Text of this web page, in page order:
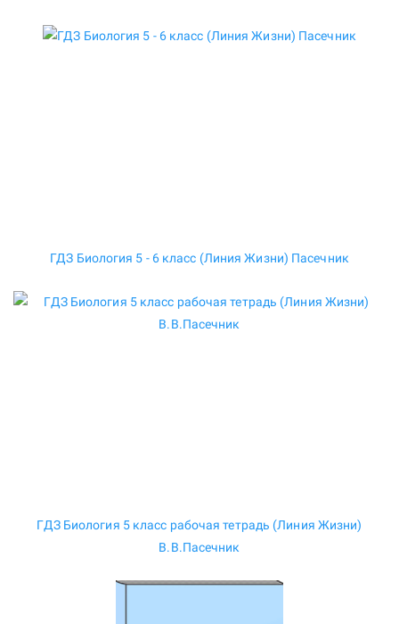
ГДЗ Биология 5 - 6 класс (Линия Жизни) Пасечник
ГДЗ Биология 5 класс рабочая тетрадь (Линия Жизни)
В.В.Пасечник